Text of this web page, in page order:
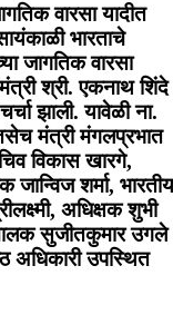
वारसा यादीत
भारताचे
जागतिक वारसा
श्री. एकनाथ शिंदे
झाली. यावेळी ना.
मंत्री मंगलप्रभात
विकास खारगे,
जान्विज शर्मा, भारतीय
अधिक्षक शुभी
सुजीतकुमार उगले
अधिकारी उपस्थित